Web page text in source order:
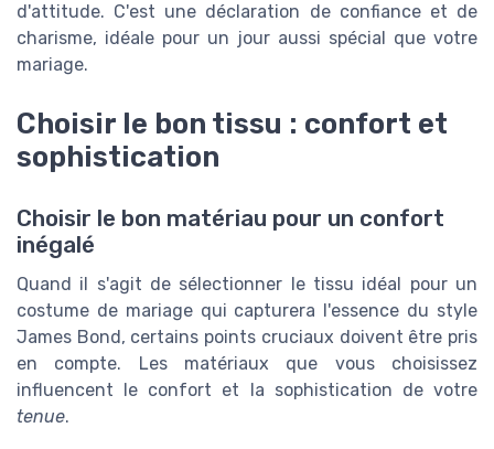
d'attitude. C'est une déclaration de confiance et de
charisme, idéale pour un jour aussi spécial que votre
mariage.
Choisir le bon tissu : confort et
sophistication
Choisir le bon matériau pour un confort
inégalé
Quand il s'agit de sélectionner le tissu idéal pour un
costume de mariage qui capturera l'essence du style
James Bond, certains points cruciaux doivent être pris
en compte. Les matériaux que vous choisissez
influencent le confort et la sophistication de votre
tenue.